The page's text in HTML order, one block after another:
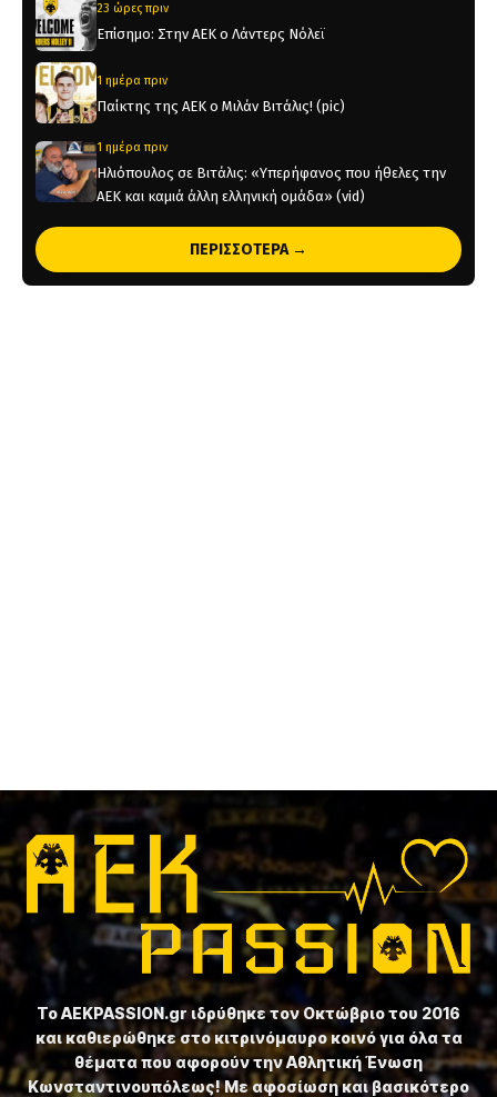
23 ώρες πριν
Επίσημο: Στην ΑΕΚ ο Λάντερς Νόλεϊ
1 ημέρα πριν
Παίκτης της ΑΕΚ ο Μιλάν Βιτάλις! (pic)
1 ημέρα πριν
Ηλιόπουλος σε Βιτάλις: «Υπερήφανος που ήθελες την
ΑΕΚ και καμιά άλλη ελληνική ομάδα» (vid)
ΠΕΡΙΣΣΟΤΕΡΑ →
Το ⁦AEKPASSION.gr⁩ ιδρύθηκε τον Οκτώβριο του 2016
και καθιερώθηκε στο κιτρινόμαυρο κοινό για όλα τα
θέματα που αφορούν την Αθλητική Ένωση
Κωνσταντινουπόλεως! Με αφοσίωση και βασικότερο